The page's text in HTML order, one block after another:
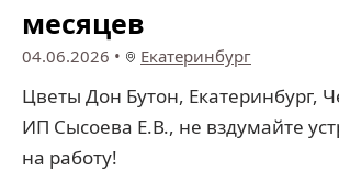
месяцев
04.06.2026 • Екатеринбург
Цветы Дон Бутон, Екатеринбург,
ИП Сысоева Е.В., не вздумайте
на работу!